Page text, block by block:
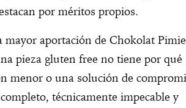
por méritos propios.
mayor aportación de Chokolat
pieza gluten free no tiene por qué
menor o una solución de
técnicamente impecable y